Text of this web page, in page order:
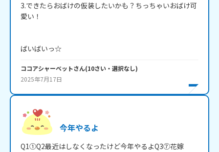
3.できたらおばけの仮装したいかも？ちっちゃいおばけ可
愛い！
ばいばいっ☆
ココアシャーベットさん(10さい・ 選択なし)
2025年7月17日
今年やるよ
Q1①Q2最近はしなくなったけど今年やるよQ3⑦花嫁